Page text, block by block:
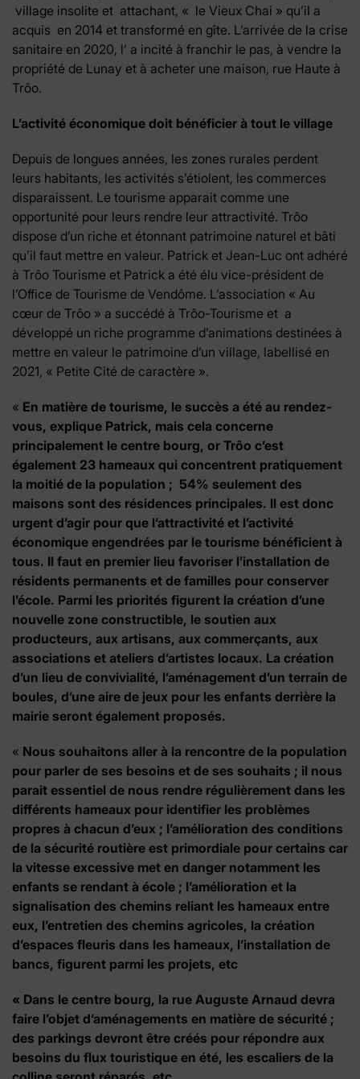
village insolite et attachant, « le Vieux Chai » qu’il a
acquis en 2014 et transformé en gîte. L’arrivée de la crise
sanitaire en 2020, l’ a incité à franchir le pas, à vendre la
propriété de Lunay et à acheter une maison, rue Haute à
Trôo.
L’activité économique doit bénéficier à tout le village
Depuis de longues années, les zones rurales perdent
leurs habitants, les activités s’étiolent, les commerces
disparaissent. Le tourisme apparait comme une
opportunité pour leurs rendre leur attractivité. Trôo
dispose d’un riche et étonnant patrimoine naturel et bâti
qu’il faut mettre en valeur. Patrick et Jean-Luc ont adhéré
à Trôo Tourisme et Patrick a été élu vice-président de
l’Office de Tourisme de Vendôme. L’association « Au
cœur de Trôo » a succédé à Trôo-Tourisme et a
développé un riche programme d’animations destinées à
mettre en valeur le patrimoine d’un village, labellisé en
2021, « Petite Cité de caractère ».
« En matière de tourisme, le succès a été au rendez-
vous, explique Patrick, mais cela concerne
principalement le centre bourg, or Trôo c’est
également 23 hameaux qui concentrent pratiquement
la moitié de la population ; 54% seulement des
maisons sont des résidences principales. Il est donc
urgent d’agir pour que l’attractivité et l’activité
économique engendrées par le tourisme bénéficient à
tous. Il faut en premier lieu favoriser l’installation de
résidents permanents et de familles pour conserver
l’école. Parmi les priorités figurent la création d’une
nouvelle zone constructible, le soutien aux
producteurs, aux artisans, aux commerçants, aux
associations et ateliers d’artistes locaux. La création
d’un lieu de convivialité, l’aménagement d’un terrain de
boules, d’une aire de jeux pour les enfants derrière la
mairie seront également proposés.
« Nous souhaitons aller à la rencontre de la population
pour parler de ses besoins et de ses souhaits ; il nous
parait essentiel de nous rendre régulièrement dans les
différents hameaux pour identifier les problèmes
propres à chacun d’eux ; l’amélioration des conditions
de la sécurité routière est primordiale pour certains car
la vitesse excessive met en danger notamment les
enfants se rendant à école ; l’amélioration et la
signalisation des chemins reliant les hameaux entre
eux, l’entretien des chemins agricoles, la création
d’espaces fleuris dans les hameaux, l’installation de
bancs, figurent parmi les projets, etc
« Dans le centre bourg, la rue Auguste Arnaud devra
faire l’objet d’aménagements en matière de sécurité ;
des parkings devront être créés pour répondre aux
besoins du flux touristique en été, les escaliers de la